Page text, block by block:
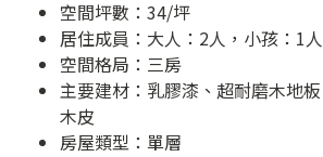
空間坪數：34/坪
居住成員：大人：2人，小孩：1人
空間格局：三房
主要建材：乳膠漆、超耐磨木地
木皮
房屋類型：單層